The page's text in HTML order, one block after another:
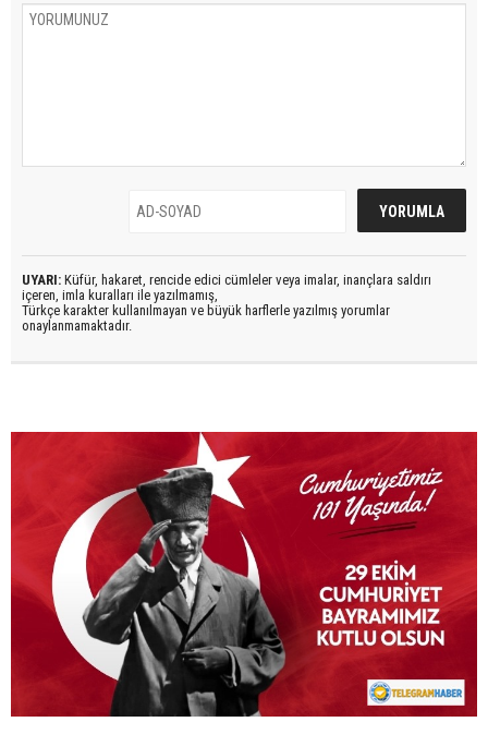
UYARI: Küfür, hakaret, rencide edici cümleler veya imalar, inançlara saldırı
içeren, imla kuralları ile yazılmamış,
Türkçe karakter kullanılmayan ve büyük harflerle yazılmış yorumlar
onaylanmamaktadır.